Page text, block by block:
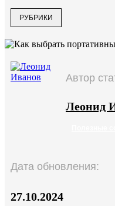
РУБРИКИ
Автор
Леонид
Дата обновления:
27.10.2024